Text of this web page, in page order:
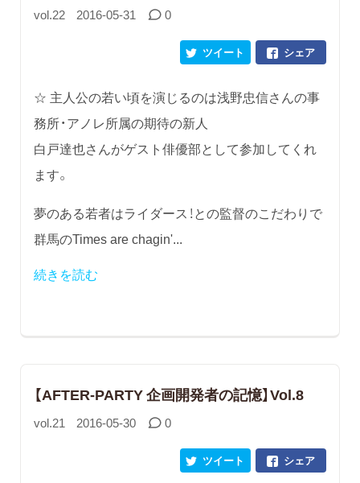
vol.22 2016-05-31 0
シェア
ツイート
☆ 主人公の若い頃を演じるのは浅野忠信さんの事
務所・アノレ所属の期待の新人
白戸達也さんがゲスト俳優部として参加してくれ
ます。
夢のある若者はライダース！との監督のこだわりで
群馬のTimes are chagin'...
続きを読む
【AFTER-PARTY 企画開発者の記憶】Vol.8
vol.21 2016-05-30 0
シェア
ツイート